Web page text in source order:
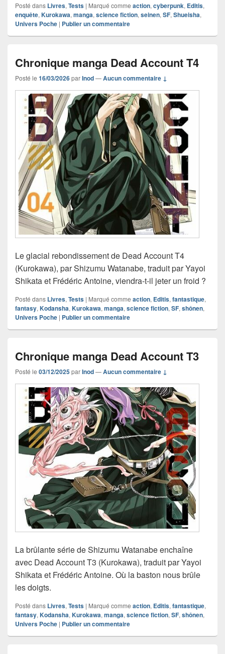
Posté dans Livres, Tests | Marqué comme action, cyberpunk, Editis,
enquête, Kurokawa, manga, science fiction, seinen, SF, Shueisha,
Univers Poche | Publier un commentaire
Chronique manga Dead Account T4
Posté le 16/03/2026parInod—Aucun commentaire ↓
Le glacial rebondissement de Dead Account T4
(Kurokawa), par Shizumu Watanabe, traduit par Yayoi
Shikata et Frédéric Antoine, viendra-t-il jeter un froid ?
Posté dans Livres,Tests | Marqué comme action, Editis,fantastique,
fantasy,Kodansha,Kurokawa,manga,science fiction,SF,shônen,
Univers Poche | Publier un commentaire
Chronique manga Dead Account T3
Posté le 03/12/2025parInod—Aucun commentaire ↓
La brûlante série de Shizumu Watanabe enchaîne
avec Dead Account T3 (Kurokawa), traduit par Yayoi
Shikata et Frédéric Antoine. Où la baston nous brûle
les doigts.
Posté dans Livres, Tests | Marqué comme action, Editis, fantastique,
fantasy, Kodansha, Kurokawa, manga, science fiction, SF, shônen,
Univers Poche | Publier un commentaire